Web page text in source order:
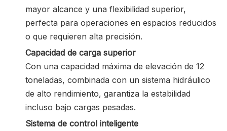
mayor alcance y una flexibilidad superior,
perfecta para operaciones en espacios reducidos
o que requieren alta precisión.
Capacidad de carga superior
Con una capacidad máxima de elevación de 12
toneladas, combinada con un sistema hidráulico
de alto rendimiento, garantiza la estabilidad
incluso bajo cargas pesadas.
Sistema de control inteligente